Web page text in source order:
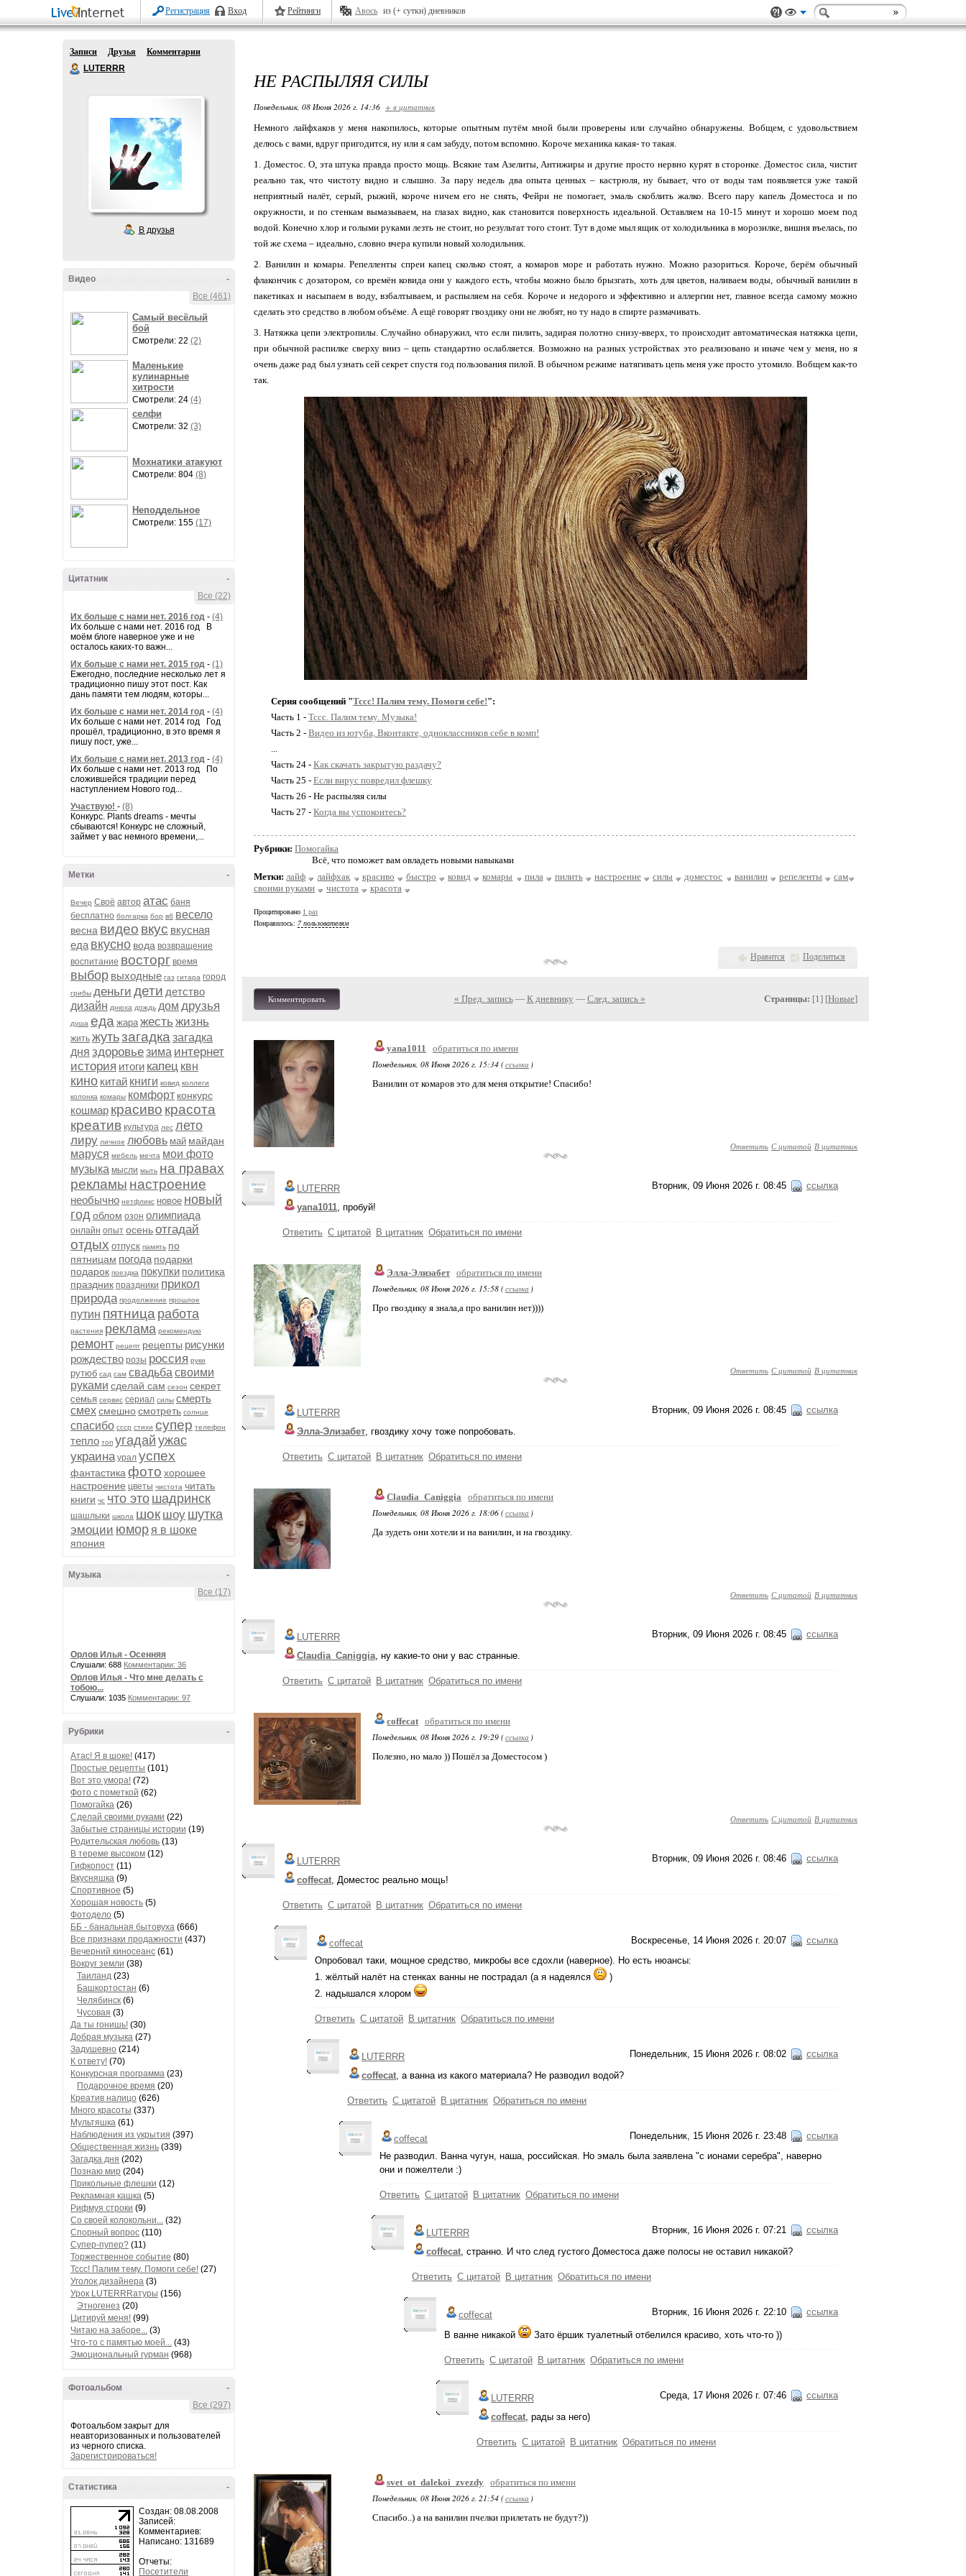
Регистрация Вход Рейтинги Авось из (+ сутки) дневников
Записи Друзья
Комментарии
LUTERRR
В друзья
-
Видео
Все (461)
Самый весёлый
бой
Смотрели: 22 (2)
Маленькие
кулинарные
хитрости
Смотрели: 24 (4)
селфи
Смотрели: 32 (3)
Мохнатики атакуют
Смотрели: 804 (8)
Неподдельное
Смотрели: 155 (17)
-
Цитатник
Все (22)
Их больше с нами нет. 2016 год - (4)
Их больше с нами нет. 2016 год В
моём блоге наверное уже и не
осталось каких-то важн...
Их больше с нами нет. 2015 год - (1)
Ежегодно, последние несколько лет я
традиционно пишу этот пост. Как
дань памяти тем людям, которы...
Их больше с нами нет. 2014 год - (4)
Их больше с нами нет. 2014 год Год
прошёл, традиционно, в это время я
пишу пост, уже...
Их больше с нами нет. 2013 год - (4)
Их больше с нами нет. 2013 год По
сложившейся традиции перед
наступлением Нового год...
Участвую! - (8)
Конкурс. Plants dreams - мечты
сбываются! Конкурс не сложный,
займет у вас немного времени,...
-
Метки
Вечер Своё автор атас баня
бесплатно болгарка бор вб весело
весна видео вкус вкусная
еда вкусно вода возвращение
воспитание восторг время
выбор выходные газ гитара город
грибы деньги дети детство
дизайн днюха дождь дом друзья
душа еда жара жесть жизнь
жить жутьзагадка загадка
дня здоровьезима интернет
история итоги капец квн
кино китай книги ковид коллеги
колонка комары комфорт конкурс
кошмар красиво красота
креатив культура лес лето
лиру личное любовь май майдан
маруся мебель мечта мои фото
музыка мысли мыть на правах
рекламы настроение
необычно нетфликс новое новый
годоблом озон олимпиада
онлайн опыт осеньотгадай
отдых отпуск память по
пятницам погода подарки
подарок поездка покупки политика
праздник праздники прикол
природа продолжение прошлое
путин пятница работа
растения реклама рекомендую
ремонт рецепт рецепты рисунки
рождество розы россия руки
рутюб сад сам свадьба своими
руками сделай сам сезон секрет
семья сервис сериал силы смерть
смехсмешносмотреть солнце
спасибо ссср стихи супер телефон
тепло топ угадай ужас
украина урал успех
фантастика фото хорошее
настроение цветы чистота читать
книги чс что это шадринск
шашлыки школа шок шоу шутка
эмоции юмор я в шоке
япония
-
Музыка
Все (17)
Орлов Илья - Осенняя
Слушали: 688 Комментарии: 36
Орлов Илья - Что мне делать с
тобою...
Слушали: 1035 Комментарии: 97
-
Рубрики
Атас! Я в шоке! (417)
Простые рецепты (101)
Вот это умора! (72)
Фото с пометкой (62)
Помогайка (26)
Сделай своими руками (22)
Забытые страницы истории (19)
Родительская любовь (13)
В тереме высоком (12)
Гифкопост (11)
Вкусняшка (9)
Спортивное (5)
Хорошая новость (5)
Фотодело (5)
ББ - банальная бытовуха (666)
Все признаки продажности (437)
Вечерний киносеанс (61)
Вокруг земли (38)
Таиланд (23)
Башкортостан (6)
Челябинск (6)
Чусовая (3)
Да ты гонишь! (30)
Добрая музыка (27)
Задушевно (214)
К ответу! (70)
Конкурсная программа (23)
Подарочное время (20)
Креатив налицо (626)
Много красоты (337)
Мультяшка (61)
Наблюдения из укрытия (397)
Общественная жизнь (339)
Загадка дня (202)
Познаю мир (204)
Прикольные флешки (12)
Рекламная кашка (5)
Рифмуя строки (9)
Со своей колокольни... (32)
Спорный вопрос (110)
Супер-пупер? (11)
Торжественное событие (80)
Тссс! Палим тему. Помоги себе! (27)
Уголок дизайнера (3)
Урок LUTERRRатуры (156)
Этногенез (20)
Цитируй меня! (99)
Читаю на заборе... (3)
Что-то с памятью моей... (43)
Эмоциональный гурман (968)
-
Фотоальбом
Все (297)
Фотоальбом закрыт для
неавторизованных и пользователей
из черного списка.
Зарегистрироваться!
-
Статистика
Создан: 08.08.2008
Записей:
Комментариев:
Написано: 131689
Отчеты:
Посетители
НЕ РАСПЫЛЯЯ СИЛЫ
Понедельник, 08 Июня 2026 г. 14:36 + в цитатник
Немного лайфхаков у меня накопилось, которые опытным путём мной были проверены или случайно обнаружены. Вобщем, с удовольствием
делюсь с вами, вдруг пригодится, ну или я сам забуду, потом вспомню. Короче механика какая- то такая.
1. Доместос. О, эта штука правда просто мощь. Всякие там Азелиты, Антижиры и другие просто нервно курят в сторонке. Доместос сила, чистит
реально так, что чистоту видно и слышно. За пару недель два опыта ценных – кастрюля, ну бывает, что от воды там появляется уже такой
неприятный налёт, серый, рыжий, короче ничем его не снять, Фейри не помогает, эмаль скоблить жалко. Всего пару капель Доместоса и по
окружности, и по стенкам вымазываем, на глазах видно, как становится поверхность идеальной. Оставляем на 10-15 минут и хорошо моем под
водой. Конечно хлор и голыми руками лезть не стоит, но результат того стоит. Тут в доме мыл ящик от холодильника в морозилке, вишня въелась, по
той же схема – идеально, словно вчера купили новый холодильник.
2. Ванилин и комары. Репелленты спреи капец сколько стоят, а комаров море и работать нужно. Можно разориться. Короче, берём обычный
флакончик с дозатором, со времён ковида они у каждого есть, чтобы можно было брызгать, хоть для цветов, наливаем воды, обычный ванилин в
пакетиках и насыпаем в воду, взбалтываем, и распыляем на себя. Короче и недорого и эффективно и аллергии нет, главное всегда самому можно
сделать это средство в любом объёме. А ещё говорят гвоздику они не любят, но ту надо в спирте размачивать.
3. Натяжка цепи электропилы. Случайно обнаружил, что если пилить, задирая полотно снизу-вверх, то происходит автоматическая натяжка цепи,
при обычной распилке сверху вниз – цепь стандартно ослабляется. Возможно на разных устройствах это реализовано и иначе чем у меня, но я
очень даже рад был узнать сей секрет спустя год пользования пилой. В обычном режиме натягивать цепь меня уже просто утомило. Вобщем как-то
так.
Серия сообщений "Тссс! Палим тему. Помоги себе!":
Часть 1 - Тссс. Палим тему. Музыка!
Часть 2 - Видео из ютуба, Вконтакте, одноклассников себе в комп!
...
Часть 24 - Как скачать закрытую раздачу?
Часть 25 - Если вирус повредил флешку
Часть 26 - Не распыляя силы
Часть 27 - Когда вы успокоитесь?
Рубрики: Помогайка
Всё, что поможет вам овладеть новыми навыками
Метки: лайф лайфхак красиво быстро ковид комары пила пилить настроение силы доместос ванилин репеленты
сам
своими руками
чистота красота
Процитировано 1 раз
Понравилось: 7 пользователям
Нравится Поделиться
Комментировать « Пред. запись— К дневнику — След. запись » Страницы: [1] [Новые]
yana1011
обратиться по имени
Понедельник, 08 Июня 2026 г. 15:34 (ссылка )
Ванилин от комаров это для меня открытие! Спасибо!
Ответить С цитатой В цитатник
Вторник, 09 Июня 2026 г. 08:45 ссылка
LUTERRR
yana1011, пробуй!
Ответить С цитатой В цитатник Обратиться по имени
Элла-Элизабет обратиться по имени
Понедельник, 08 Июня 2026 г. 15:58 (ссылка )
Про гвоздику я знала,а про ванилин нет))))
Ответить С цитатой В цитатник
Вторник, 09 Июня 2026 г. 08:45 ссылка
LUTERRR
Элла-Элизабет, гвоздику хочу тоже попробовать.
Ответить С цитатой В цитатник Обратиться по имени
Claudia_Caniggia
обратиться по имени
Понедельник, 08 Июня 2026 г. 18:06 (ссылка )
Да зудеть они хотели и на ванилин, и на гвоздику.
Ответить С цитатой В цитатник
Вторник, 09 Июня 2026 г. 08:45 ссылка
LUTERRR
Claudia_Caniggia, ну какие-то они у вас странные.
Ответить С цитатой В цитатник Обратиться по имени
coffecat обратиться по имени
Понедельник, 08 Июня 2026 г. 19:29 (ссылка )
Полезно, но мало )) Пошёл за Доместосом )
Ответить С цитатой В цитатник
Вторник, 09 Июня 2026 г. 08:46 ссылка
LUTERRR
coffecat, Доместос реально мощь!
Ответить С цитатой В цитатник Обратиться по имени
Воскресенье, 14 Июня 2026 г. 20:07 ссылка
coffecat
Опробовал таки, мощное средство, микробы все сдохли (наверное). Но есть нюансы:
1. жёлтый налёт на стенках ванны не пострадал (а я надеялся
)
2. надышался хлором
Ответить С цитатой В цитатник Обратиться по имени
Понедельник, 15 Июня 2026 г. 08:02 ссылка
LUTERRR
coffecat, а ванна из какого материала? Не разводил водой?
Ответить С цитатой В цитатник Обратиться по имени
Понедельник, 15 Июня 2026 г. 23:48 ссылка
coffecat
Не разводил. Ванна чугун, наша, российская. Но эмаль была заявлена "с ионами серебра", наверно
они и пожелтели :)
Ответить С цитатой В цитатник Обратиться по имени
Вторник, 16 Июня 2026 г. 07:21 ссылка
LUTERRR
coffecat, странно. И что след густого Доместоса даже полосы не оставил никакой?
Ответить С цитатой В цитатник Обратиться по имени
Вторник, 16 Июня 2026 г. 22:10 ссылка
coffecat
В ванне никакой
Зато ёршик туалетный отбелился красиво, хоть что-то ))
Ответить С цитатой В цитатник Обратиться по имени
Среда, 17 Июня 2026 г. 07:46 ссылка
LUTERRR
coffecat, рады за него)
Ответить С цитатой В цитатник Обратиться по имени
svet_ot_dalekoi_zvezdy обратиться по имени
Понедельник, 08 Июня 2026 г. 21:54 (ссылка )
Спасибо..) а на ванилин пчелки прилетать не будут?))